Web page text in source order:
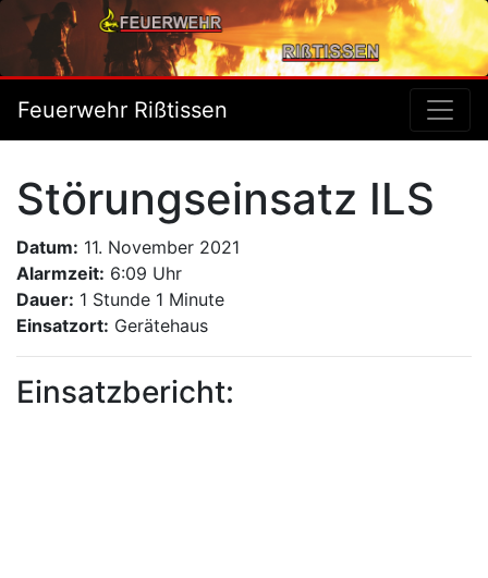
Feuerwehr Rißtissen
Störungseinsatz ILS
Datum: 11. November 2021
Alarmzeit: 6:09 Uhr
Dauer: 1 Stunde 1 Minute
Einsatzort: Gerätehaus
Einsatzbericht: